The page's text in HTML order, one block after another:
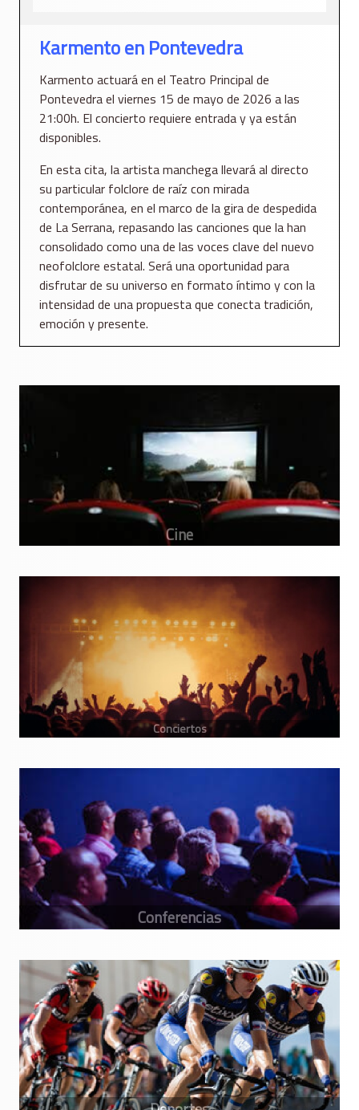
Karmento en Pontevedra
Karmento actuará en el Teatro Principal de
Pontevedra el viernes 15 de mayo de 2026 a las
21:00h. El concierto requiere entrada y ya están
disponibles.
En esta cita, la artista manchega llevará al directo
su particular folclore de raíz con mirada
contemporánea, en el marco de la gira de despedida
de La Serrana, repasando las canciones que la han
consolidado como una de las voces clave del nuevo
neofolclore estatal. Será una oportunidad para
disfrutar de su universo en formato íntimo y con la
intensidad de una propuesta que conecta tradición,
emoción y presente.